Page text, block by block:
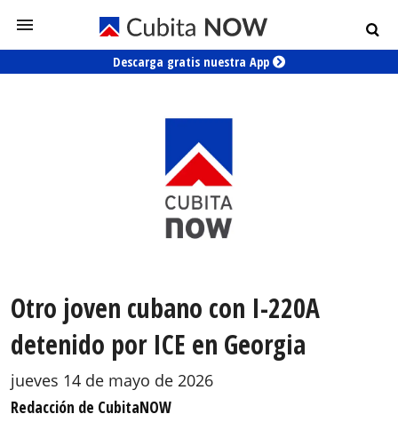
Descarga gratis nuestra App
Otro joven cubano con I-220A
detenido por ICE en Georgia
jueves 14 de mayo de 2026
Redacción de CubitaNOW